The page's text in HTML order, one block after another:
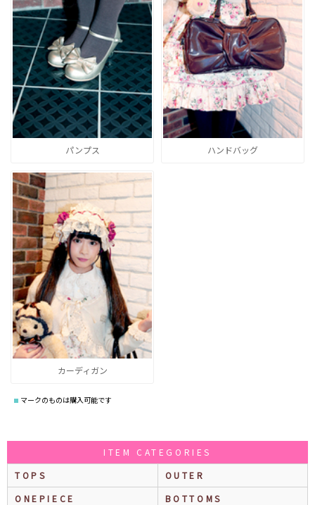
パンプス ハンドバッグ
カーディガン
マークのものは購入可能です
ITEM CATEGORIES
TOPS
OUTER
ONEPIECE
BOTTOMS